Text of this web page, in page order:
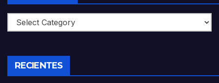
Categories
RECIENTES